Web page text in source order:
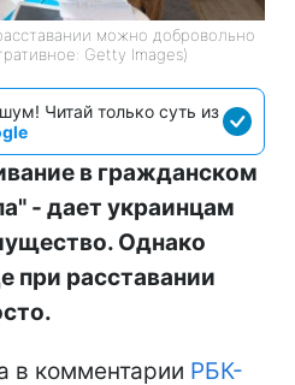
можно добровольно
Getty Images)
Читай только суть из
в гражданском
- дает украинцам
Однако
при расставании
в комментарии РБК-